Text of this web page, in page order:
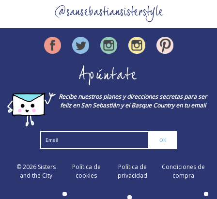
@sansebastiansisterstyle
Apúntate
Recibe nuestros planes y direcciones secretas para ser
feliz en San Sebastián y el Basque Country en tu email
© 2026 Sisters
and the City
Política de
cookies
Política de
privacidad
Condiciones de
compra